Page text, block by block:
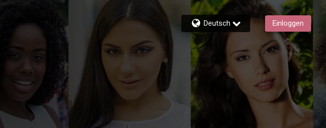
Deutsch Einloggen